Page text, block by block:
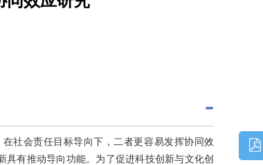
社会责任目标导向下，二者更容易发挥协同效
有推动导向功能。为了促进科技创新与文化创